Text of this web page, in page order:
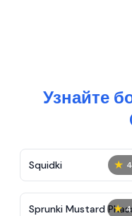
Узнайте
★
Squidki
★
Sprunki Mustard